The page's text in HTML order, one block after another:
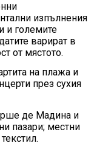
изпълнения
и големите
варират в
от мястото.
на плажа и
през сухия
де Мадина и
пазари; местни